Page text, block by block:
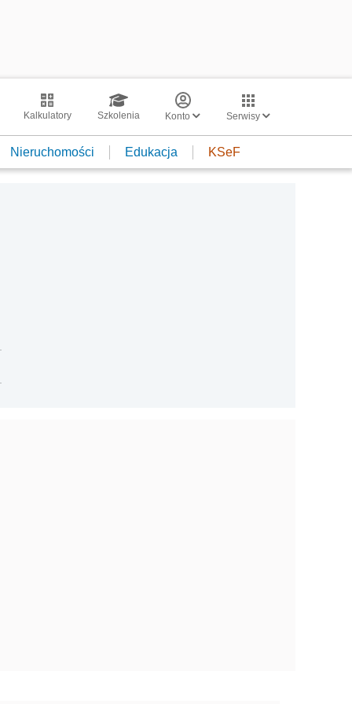
Kalkulatory Szkolenia Konto Serwisy
Nieruchomości Edukacja KSeF